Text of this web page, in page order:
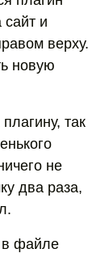
и
верху.
новую
так
не
два раза,
в файле